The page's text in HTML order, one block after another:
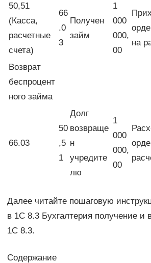
50,51
(Касса,
расчетные
счета)
66
.0
3
Получен
займ
1
000
000,
00
на
Возврат
беспроцент
ного займа
66.03
50
,5
1
Долг
возвраще
н
учредите
лю
1
000
000,
00
Далее читайте пошаговую
в 1С 8.3 Бухгалтерия получение и
1С 8.3.
Содержание